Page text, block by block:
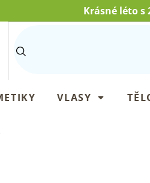
Krásné léto s
VLASY